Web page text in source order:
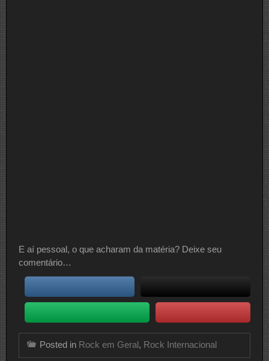
E aí pessoal, o que acharam da matéria? Deixe seu
comentário…
Posted in Rock em Geral, Rock Internacional